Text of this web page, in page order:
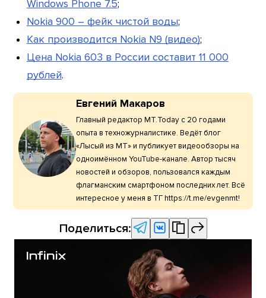
Windows Phone 7.5;
Nokia 900 – фейк чистой воды;
Как производится Nokia N9 (видео);
Цена Nokia 603 в России составит 11 000
рублей.
Евгений Макаров
Главный редактор МТ.Today с 20 годами
опыта в техножурналистике. Ведёт блог
«Лысый из МТ» и публикует видеообзоры на
одноимённом YouTube-канале. Автор тысяч
новостей и обзоров, пользовался каждым
флагманским смартфоном последних лет. Всё
интересное у меня в ТГ https://t.me/evgenmt!
Поделиться: